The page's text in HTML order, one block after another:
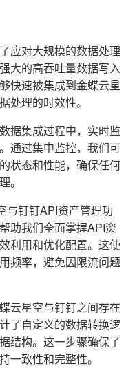
应对大规模的数据处理
大的高吞吐量数据写入
快速被集成到金蝶云星
处理的时效性。
据集成过程中，实时监
通过集中监控，我们可
状态和性能，确保任何
。
与钉钉API资产管理功
助我们全面掌握API资
利用和优化配置。这使
频率，避免因限流问题
云星空与钉钉之间存在
了自定义的数据转换逻
结构。这一步骤确保了
一致性和完整性。